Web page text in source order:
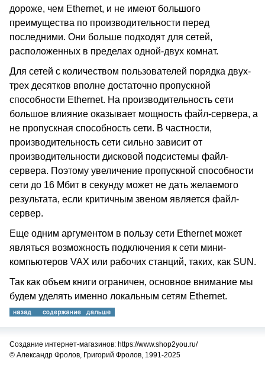
дороже, чем Ethernet, и не имеют большого
преимущества по производительности перед
последними. Они больше подходят для сетей,
расположенных в пределах одной-двух комнат.
Для сетей с количеством пользователей порядка двух-
трех десятков вполне достаточно пропускной
способности Ethernet. На производительность сети
большое влияние оказывает мощность файл-сервера, а
не пропускная способность сети. В частности,
производительность сети сильно зависит от
производительности дисковой подсистемы файл-
сервера. Поэтому увеличение пропускной способности
сети до 16 Мбит в секунду может не дать желаемого
результата, если критичным звеном является файл-
сервер.
Еще одним аргументом в пользу сети Ethernet может
являться возможность подключения к сети мини-
компьютеров VAX или рабочих станций, таких, как SUN.
Так как объем книги ограничен, основное внимание мы
будем уделять именно локальным сетям Ethernet.
Создание интернет-магазинов: https://www.shop2you.ru/
© Александр Фролов, Григорий Фролов, 1991-2025